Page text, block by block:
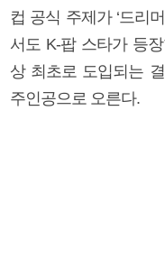
컵 공식 주제가 ‘드리
서도 K-팝 스타가 등
상 최초로 도입되는
주인공으로 오른다.